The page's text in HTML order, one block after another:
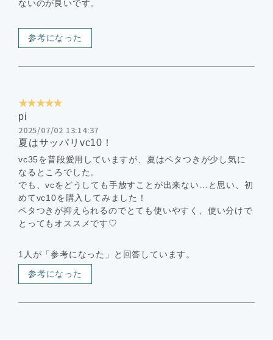
ないのが良いです。
参考になった
★★★★★
pi
2025/07/02 13:14:37
夏はサッパリvc10！
vc35を普段愛用していますが、夏はペタつきが少し気に
なるところでした。
でも、vcをどうしても手放すことが出来ない…と思い、初
めてvc10を購入してみました！
ペタつきが抑えられるのでとても使いやすく、使い分けで
とってもオススメです♡
1人が「参考になった」と回答しています。
参考になった